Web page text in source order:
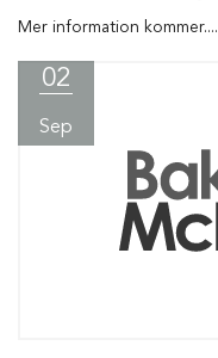
Mer information kommer....
02
Sep